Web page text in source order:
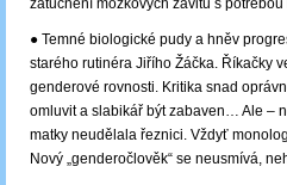
zatučnění mozkových závitů s
● Temné biologické pudy a hněv
starého rutinéra Jiřího Žáčka. Říkačky
genderové rovnosti. Kritika snad
omluvit a slabikář být zabaven… Ale –
matky neudělala řeznici. Vždyť
Nový „genderočlověk“ se neusmívá,